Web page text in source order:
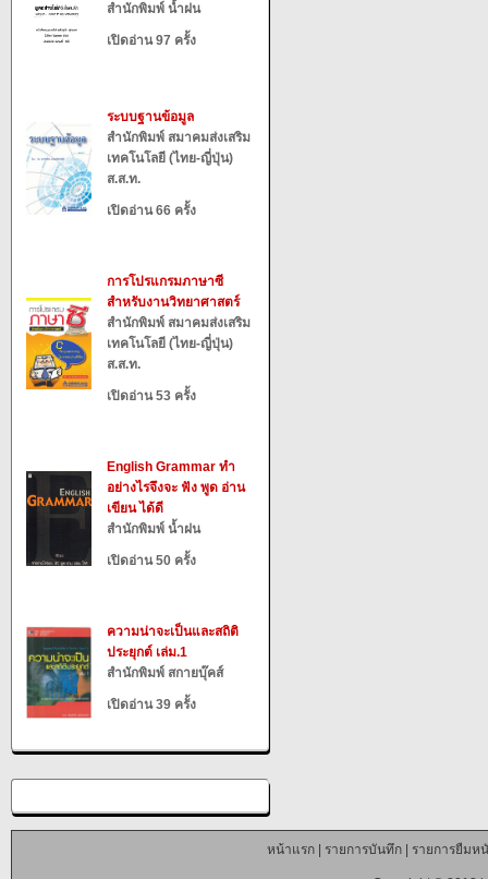
สำนักพิมพ์ น้ำฝน
เปิดอ่าน 97 ครั้ง
ระบบฐานข้อมูล
สำนักพิมพ์ สมาคมส่งเสริม
เทคโนโลยี (ไทย-ญี่ปุ่น)
ส.ส.ท.
เปิดอ่าน 66 ครั้ง
การโปรแกรมภาษาซี
สำหรับงานวิทยาศาสตร์
สำนักพิมพ์ สมาคมส่งเสริม
เทคโนโลยี (ไทย-ญี่ปุ่น)
ส.ส.ท.
เปิดอ่าน 53 ครั้ง
English Grammar ทำ
อย่างไรจึงจะ ฟัง พูด อ่าน
เขียน ได้ดี
สำนักพิมพ์ น้ำฝน
เปิดอ่าน 50 ครั้ง
ความน่าจะเป็นและสถิติ
ประยุกต์ เล่ม.1
สำนักพิมพ์ สกายบุ๊คส์
เปิดอ่าน 39 ครั้ง
หน้าแรก| รายการบันทึก| รายการยืมห